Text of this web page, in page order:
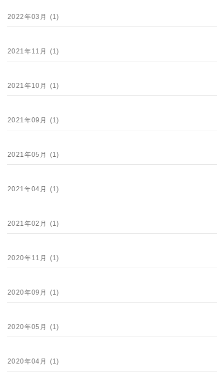
2022年03月 (1)
2021年11月 (1)
2021年10月 (1)
2021年09月 (1)
2021年05月 (1)
2021年04月 (1)
2021年02月 (1)
2020年11月 (1)
2020年09月 (1)
2020年05月 (1)
2020年04月 (1)